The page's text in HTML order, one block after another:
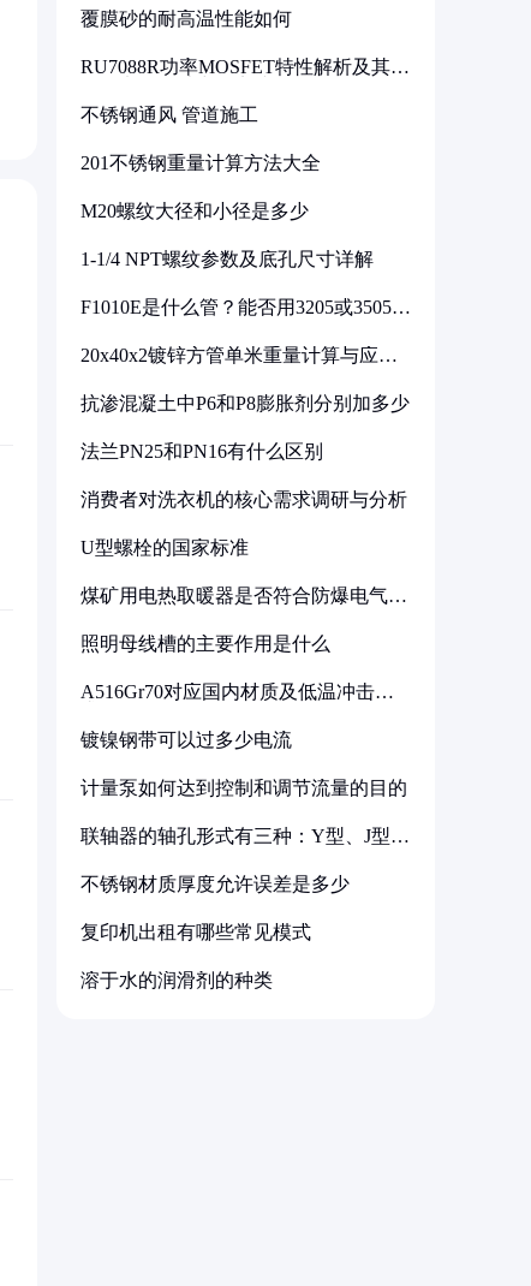
覆膜砂的耐高温性能如何
RU7088R功率MOSFET特性解析及其在
不锈钢通风 管道施工
201不锈钢重量计算方法大全
M20螺纹大径和小径是多少
1-1/4 NPT螺纹参数及底孔尺寸详解
F1010E是什么管？能否用3205或3505代
20x40x2镀锌方管单米重量计算与应用
抗渗混凝土中P6和P8膨胀剂分别加多少
法兰PN25和PN16有什么区别
消费者对洗衣机的核心需求调研与分析
U型螺栓的国家标准
煤矿用电热取暖器是否符合防爆电气设
照明母线槽的主要作用是什么
A516Gr70对应国内材质及低温冲击要
镀镍钢带可以过多少电流
计量泵如何达到控制和调节流量的目的
联轴器的轴孔形式有三种：Y型、J型、
不锈钢材质厚度允许误差是多少
复印机出租有哪些常见模式
溶于水的润滑剂的种类